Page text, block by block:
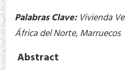
Palabras Clave: Vivienda
África del Norte, Marruecos
Abstract